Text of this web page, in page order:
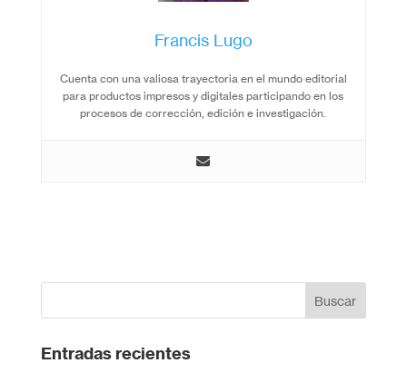
Francis Lugo
Cuenta con una valiosa trayectoria en el mundo editorial
para productos impresos y digitales participando en los
procesos de corrección, edición e investigación.
Entradas recientes